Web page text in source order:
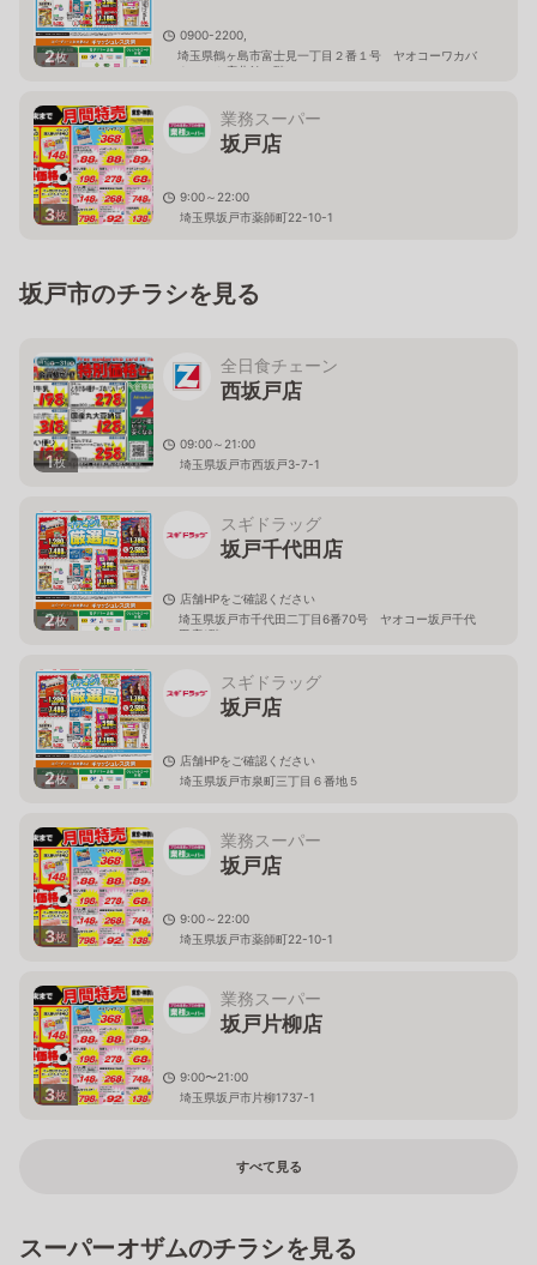
2枚
0900-2200,
埼玉県鶴ヶ島市富士見一丁目２番１号 ヤオコーワカバ
ウォーク店北館１階
3枚
業務スーパー
坂戸店
9:00～22:00
埼玉県坂戸市薬師町22-10-1
坂戸市のチラシを見る
1枚
全日食チェーン
西坂戸店
09:00～21:00
埼玉県坂戸市西坂戸3-7-1
2枚
スギドラッグ
坂戸千代田店
店舗HPをご確認ください
埼玉県坂戸市千代田二丁目6番70号 ヤオコー坂戸千代
田店1階
2枚
スギドラッグ
坂戸店
店舗HPをご確認ください
埼玉県坂戸市泉町三丁目６番地５
3枚
業務スーパー
坂戸店
9:00～22:00
埼玉県坂戸市薬師町22-10-1
3枚
業務スーパー
坂戸片柳店
9:00〜21:00
埼玉県坂戸市片柳1737-1
すべて見る
スーパーオザムのチラシを見る